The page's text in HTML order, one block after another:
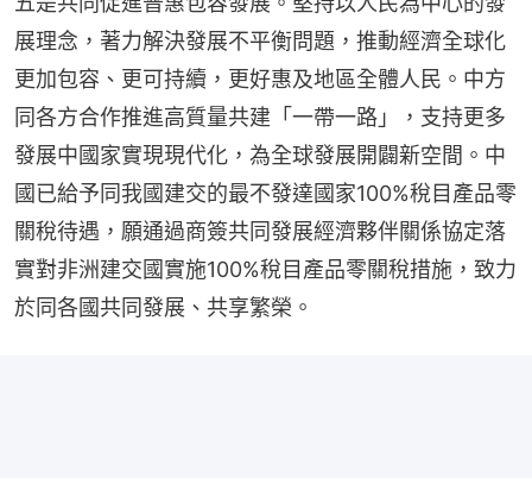
展理念，著力解決發展不平衡問題，推動經濟全球化
更加包容、更可持續，更好惠及地區全體人民。中方
同各方合作推進高質量共建「一帶一路」，支持更多
發展中國家實現現代化，為全球發展開闢新空間。中
國已給予同我國建交的最不發達國家100%稅目產品零
關稅待遇，願通過商簽共同發展經濟夥伴關係協定落
實對非洲建交國實施100%稅目產品零關稅措施，致力
於同各國共同發展、共享繁榮。